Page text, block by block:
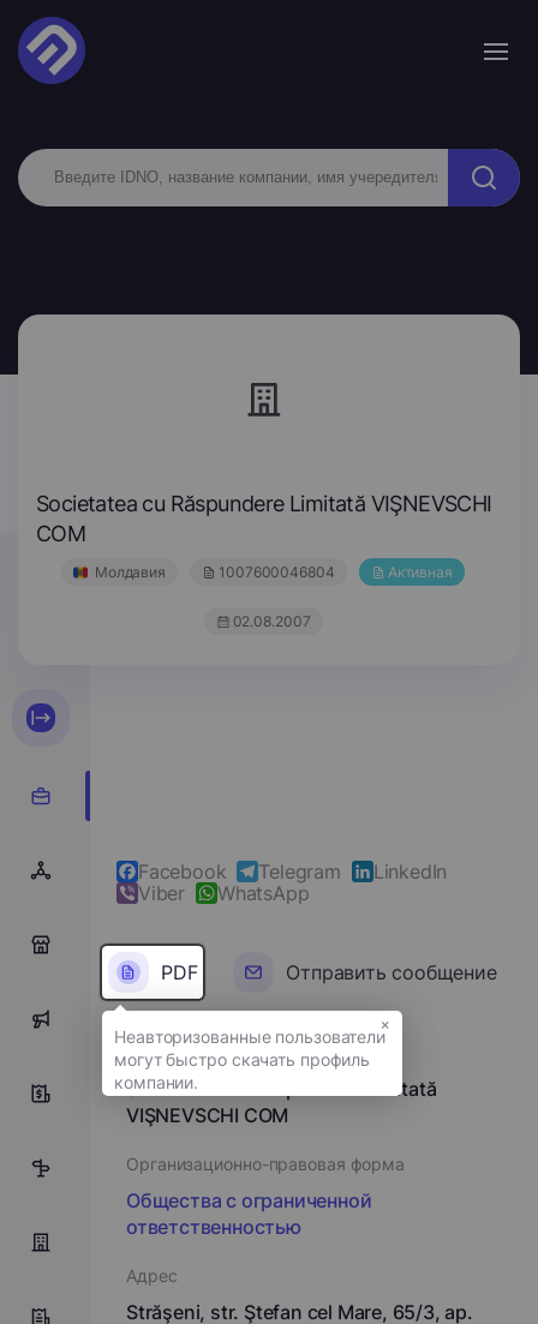
Societatea cu Răspundere Limitată VIŞNEVSCHI
COM
Молдавия 1007600046804 Активная
02.08.2007
9
11
Facebook Telegram
LinkedIn
Viber
WhatsApp
PDF Отправить сообщение
Полное имя
Societatea cu Răspundere Limitată
VIŞNEVSCHI COM
Организационно-правовая форма
Общества с ограниченной
ответственностью
Адрес
Străşeni, str. Ştefan cel Mare, 65/3, ap.
×